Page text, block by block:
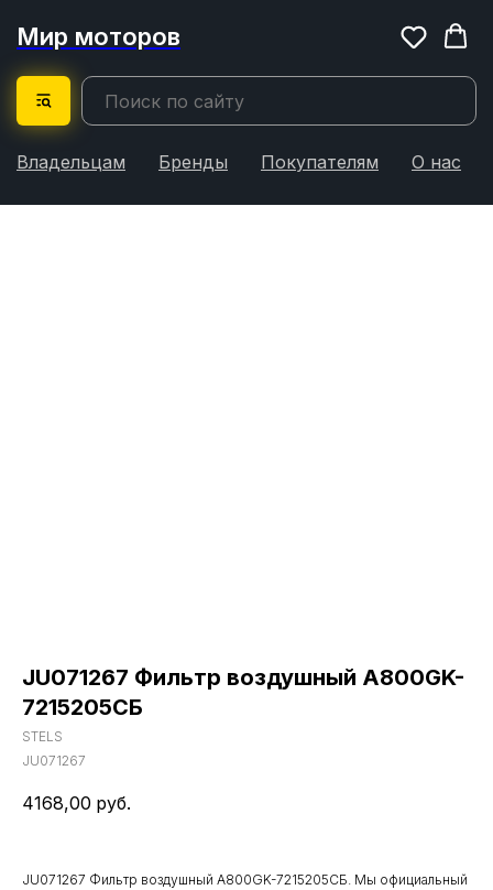
Мир моторов
Владельцам Бренды Покупателям О нас
JU071267 Фильтр воздушный A800GK-
7215205СБ
STELS
JU071267
4168,00 руб.
JU071267 Фильтр воздушный A800GK-7215205СБ. Мы официальный